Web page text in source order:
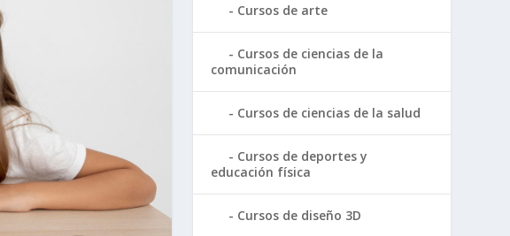
Cursos de arte
Cursos de ciencias de la
comunicación
Cursos de ciencias de la salud
Cursos de deportes y
educación física
Cursos de diseño 3D